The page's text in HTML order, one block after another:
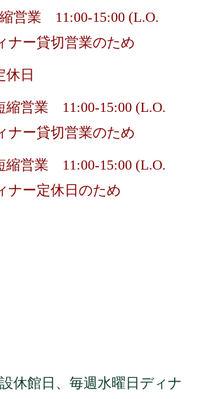
縮営業 11:00-15:00 (L.O.
ー貸切営業のため
休日
縮営業 11:00-15:00 (L.O.
ー貸切営業のため
縮営業 11:00-15:00 (L.O.
ー定休日のため
休館日、毎週水曜日ディナ